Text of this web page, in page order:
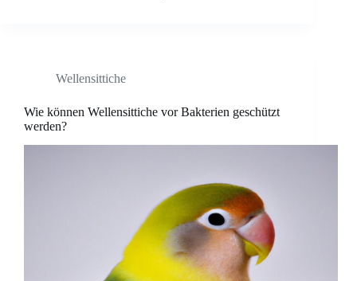
Wellensittiche
Wie können Wellensittiche vor Bakterien geschützt
werden?